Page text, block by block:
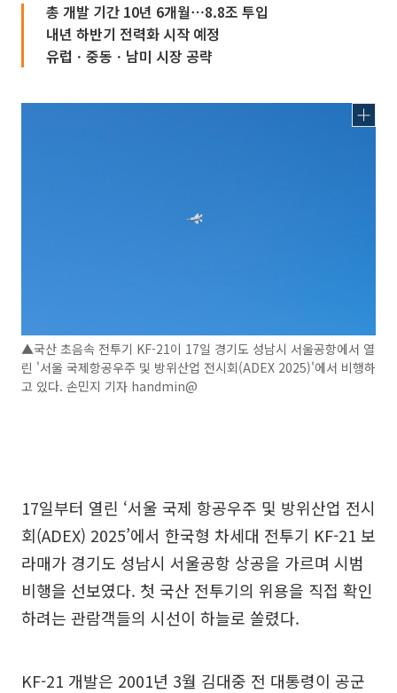
총 개발 기간 10년 6개월⋯8.8조 투입
내년 하반기 전력화 시작 예정
유럽ㆍ중동ㆍ남미 시장 공략
▲국산 초음속 전투기 KF-21이 17일 경기도 성남시 서울공항에서 열
린 '서울 국제항공우주 및 방위산업 전시회(ADEX 2025)'에서 비행하
고 있다. 손민지 기자 handmin@
17일부터 열린 ‘서울 국제 항공우주 및 방위산업 전시
회(ADEX) 2025’에서 한국형 차세대 전투기 KF-21 보
라매가 경기도 성남시 서울공항 상공을 가르며 시범
비행을 선보였다. 첫 국산 전투기의 위용을 직접 확인
하려는 관람객들의 시선이 하늘로 쏠렸다.
KF-21 개발은 2001년 3월 김대중 전 대통령이 공군